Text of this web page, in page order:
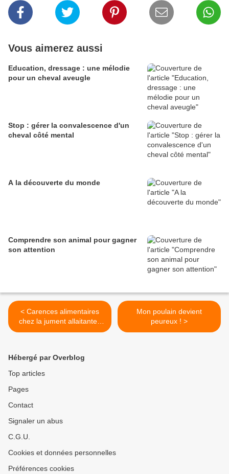
Vous aimerez aussi
Education, dressage : une mélodie
pour un cheval aveugle
Stop : gérer la convalescence d'un
cheval côté mental
A la découverte du monde
Comprendre son animal pour gagner
son attention
< Carences alimentaires
chez la jument allaitante :
Qui paie l'addition ? Partie 2
Mon poulain devient
peureux ! >
Hébergé par Overblog
Top articles
Pages
Contact
Signaler un abus
C.G.U.
Cookies et données personnelles
Préférences cookies